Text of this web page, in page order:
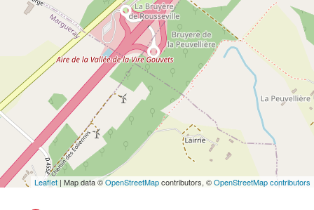
Leaflet | Map data ©OpenStreetMapcontributors, ©OpenStreetMap contributors